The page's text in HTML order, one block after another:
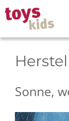
Zum
Inhalt
springen
Sonne,